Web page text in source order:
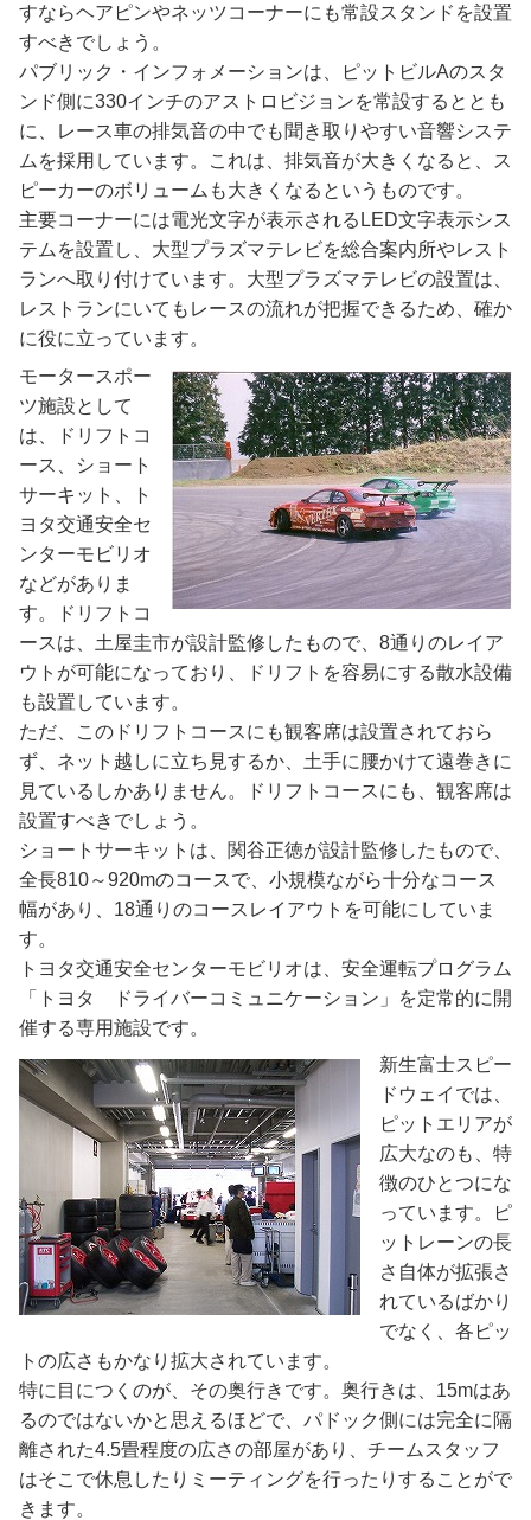
すならヘアピンやネッツコーナーにも常設スタンドを設置
すべきでしょう。
パブリック・インフォメーションは、ピットビルAのスタ
ンド側に330インチのアストロビジョンを常設するととも
に、レース車の排気音の中でも聞き取りやすい音響システ
ムを採用しています。これは、排気音が大きくなると、ス
ピーカーのボリュームも大きくなるというものです。
主要コーナーには電光文字が表示されるLED文字表示シス
テムを設置し、大型プラズマテレビを総合案内所やレスト
ランへ取り付けています。大型プラズマテレビの設置は、
レストランにいてもレースの流れが把握できるため、確か
に役に立っています。
モータースポー
ツ施設として
は、ドリフトコ
ース、ショート
サーキット、ト
ヨタ交通安全セ
ンターモビリオ
などがありま
す。ドリフトコ
ースは、土屋圭市が設計監修したもので、8通りのレイア
ウトが可能になっており、ドリフトを容易にする散水設備
も設置しています。
ただ、このドリフトコースにも観客席は設置されておら
ず、ネット越しに立ち見するか、土手に腰かけて遠巻きに
見ているしかありません。ドリフトコースにも、観客席は
設置すべきでしょう。
ショートサーキットは、関谷正徳が設計監修したもので、
全長810～920mのコースで、小規模ながら十分なコース
幅があり、18通りのコースレイアウトを可能にしていま
す。
トヨタ交通安全センターモビリオは、安全運転プログラム
「トヨタ ドライバーコミュニケーション」を定常的に開
催する専用施設です。
新生富士スピー
ドウェイでは、
ピットエリアが
広大なのも、特
徴のひとつにな
っています。ピ
ットレーンの長
さ自体が拡張さ
れているばかり
でなく、各ピッ
トの広さもかなり拡大されています。
特に目につくのが、その奥行きです。奥行きは、15mはあ
るのではないかと思えるほどで、パドック側には完全に隔
離された4.5畳程度の広さの部屋があり、チームスタッフ
はそこで休息したりミーティングを行ったりすることがで
きます。